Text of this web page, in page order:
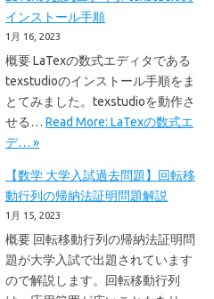
インストール手順
1月 16, 2023
概要 LaTexの数式エディタである
texstudioのインストール手順をま
とてみました。texstudioを動作さ
せる… Read More: LaTexの数式エ
デ… »
【数学 大学入試過去問題】回転移
動行列の帰納法証明問題解説
1月 15, 2023
概要 回転移動行列の帰納法証明問
題が大学入試で出題されています
ので解説します。回転移動行列